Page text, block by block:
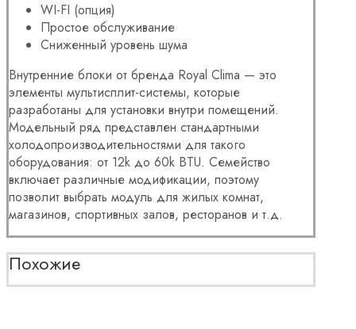
WI-FI (опция)
Простое обслуживание
Сниженный уровень шума
Внутренние блоки от бренда Royal Clima — это
элементы мультисплит-системы, которые
разработаны для установки внутри помещений.
Модельный ряд представлен стандартными
холодопроизводительностями для такого
оборудования: от 12k до 60k BTU. Семейство
включает различные модификации, поэтому
позволит выбрать модуль для жилых комнат,
магазинов, спортивных залов, ресторанов и т.д.
Похожие